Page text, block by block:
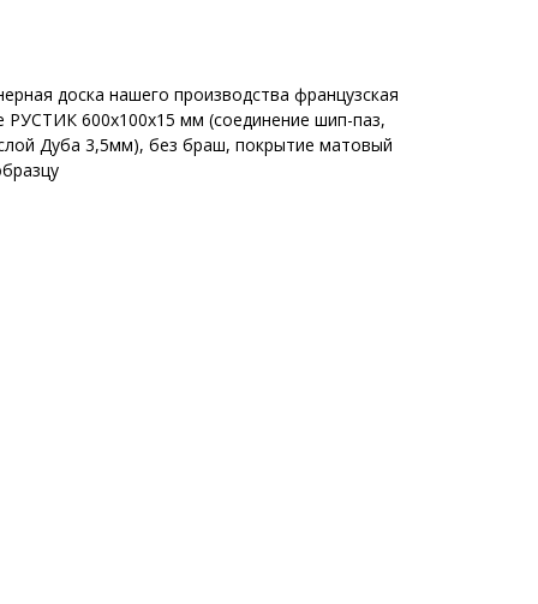
доска нашего производства французская
РУСТИК 600х100х15 мм (соединение шип-паз,
Дуба 3,5мм), без браш, покрытие матовый